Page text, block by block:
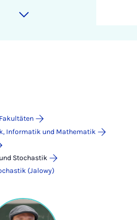
Fakultäten
Informatik und Mathematik
Stochastik
(Jalowy)